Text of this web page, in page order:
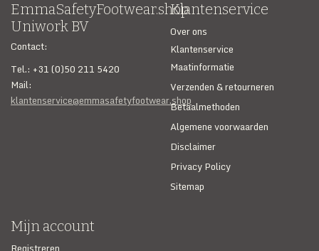
EmmaSafetyFootwear.shop
Uniwork BV
Contact:
Tel.: +31 (0)50 211 5420
Mail:
klantenservice@emmasafetyfootwear.shop
Klantenservice
Over ons
Klantenservice
Maatinformatie
Verzenden & retourneren
Betaalmethoden
Algemene voorwaarden
Disclaimer
Privacy Policy
Sitemap
Mijn account